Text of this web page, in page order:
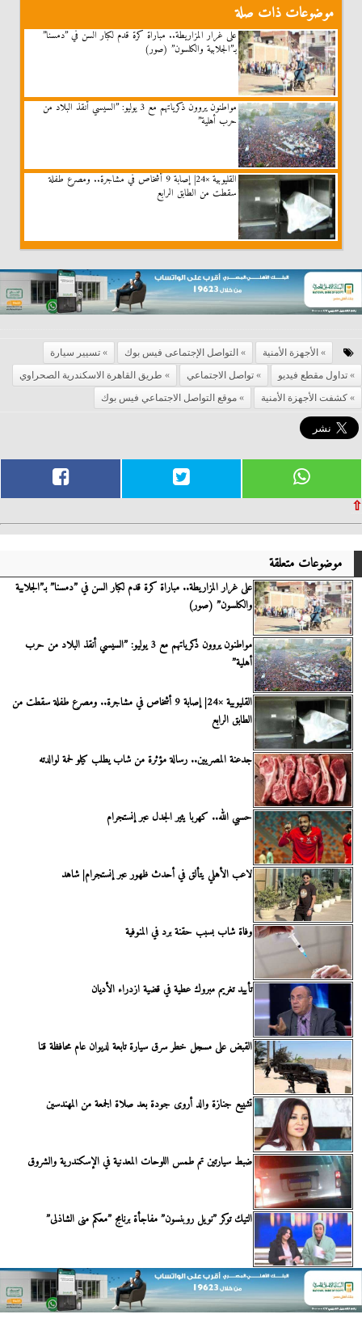
موضوعات ذات صلة
على غرار المزاريطة.. مباراة كرة قدم لكبار السن في ”دمسنا”
بـ”الجلابية والكلسون” (صور)
مواطنون يروون ذكرياتهم مع 3 يوليو: ”السيسي أنقذ البلاد من
حرب أهلية”
القليوبية ×24| إصابة 9 أشخاص في مشاجرة.. ومصرع طفلة
سقطت من الطابق الرابع
الأجهزة الأمنية التواصل الإجتماعى فيس بوك
تسيير سيارة
تداول مقطع فيديو
تواصل الاجتماعي
طريق القاهرة الاسكندرية الصحراوي
كشفت الأجهزة الأمنية
موقع التواصل الاجتماعي فيس بوك
⇧
موضوعات متعلقة
على غرار المزاريطة.. مباراة كرة قدم لكبار السن في ”دمسنا” بـ”الجلابية
والكلسون” (صور)
مواطنون يروون ذكرياتهم مع 3 يوليو: ”السيسي أنقذ البلاد من حرب
أهلية”
القليوبية ×24| إصابة 9 أشخاص في مشاجرة.. ومصرع طفلة سقطت من
الطابق الرابع
جدعنة المصريين.. رسالة مؤثرة من شاب يطلب كيلو لحمة لوالدته
حسبي الله.. كهربا يثير الجدل عبر إنستجرام
لاعب الأهلي يتألق في أحدث ظهور عبر إنستجرام| شاهد
وفاة شاب بسبب حقنة برد في المنوفية
تأييد تغريم مبروك عطية في قضية ازدراء الأديان
القبض على مسجل خطر سرق سيارة تابعة لديوان عام محافظة قنا
تشييع جنازة والد أروى جودة بعد صلاة الجمعة من المهندسين
ضبط سيارتين تم طمس اللوحات المعدنية في الإسكندرية والشروق
التيك توكر ”نويل روبنسون” مفاجأة برنامج ”معكم منى الشاذلى”